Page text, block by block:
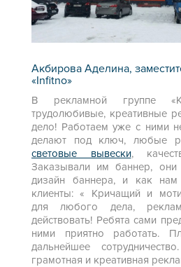
Акбирова Аделина,
«Infitno»
В рекламной группе
трудолюбивые, креативные
дело! Работаем уже с ними
делают под ключ, любые
световые вывески,
Заказывали им баннер, они
дизайн баннера, и как
клиенты: « Кричащий и
для любого дела,
действовать! Ребята сами
ними приятно работать.
дальнейшее
грамотная и креативная